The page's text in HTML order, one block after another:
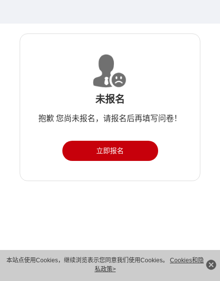
本站点使用Cookies，继续浏览表示您同意我们使用Cookies。 Cookies和隐
私政策>
未报名
抱歉 您尚未报名，请报名后再填写问卷！
立即报名
版权所有 © 华为技术有限公司 1998-2026。 保留一切权利。粤A2-20044005号
隐私保护
法律声明